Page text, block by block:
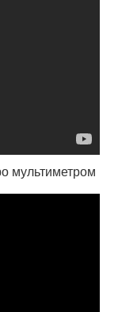
мультиметром